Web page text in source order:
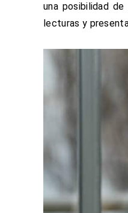
una posibilidad
lecturas y